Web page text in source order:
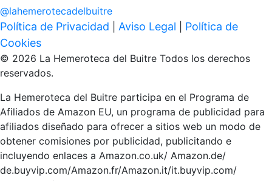
@lahemerotecadelbuitre
Política de Privacidad Aviso Legal
Política de
Cookies
© 2026 La Hemeroteca del Buitre Todos los derechos
reservados.
La Hemeroteca del Buitre participa en el Programa de
Afiliados de Amazon EU, un programa de publicidad para
afiliados diseñado para ofrecer a sitios web un modo de
obtener comisiones por publicidad, publicitando e
incluyendo enlaces a Amazon.co.uk/ Amazon.de/
de.buyvip.com/Amazon.fr/Amazon.it/it.buyvip.com/